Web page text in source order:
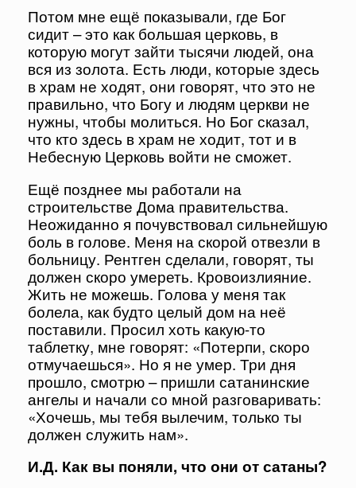
Потом мне ещё показывали, где Бог
сидит – это как большая церковь, в
которую могут зайти тысячи людей, она
вся из золота. Есть люди, которые здесь
в храм не ходят, они говорят, что это не
правильно, что Богу и людям церкви не
нужны, чтобы молиться. Но Бог сказал,
что кто здесь в храм не ходит, тот и в
Небесную Церковь войти не сможет.
Ещё позднее мы работали на
строительстве Дома правительства.
Неожиданно я почувствовал сильнейшую
боль в голове. Меня на скорой отвезли в
больницу. Рентген сделали, говорят, ты
должен скоро умереть. Кровоизлияние.
Жить не можешь. Голова у меня так
болела, как будто целый дом на неё
поставили. Просил хоть какую-то
таблетку, мне говорят: «Потерпи, скоро
отмучаешься». Но я не умер. Три дня
прошло, смотрю – пришли сатанинские
ангелы и начали со мной разговаривать:
«Хочешь, мы тебя вылечим, только ты
должен служить нам».
И.Д. Как вы поняли, что они от сатаны?